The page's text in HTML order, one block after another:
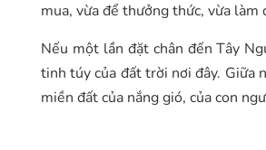
mua, vừa để thưởng thức, vừa
Nếu một lần đặt chân đến Tây
tinh túy của đất trời nơi đây. Giữa
miền đất của nắng gió, của con